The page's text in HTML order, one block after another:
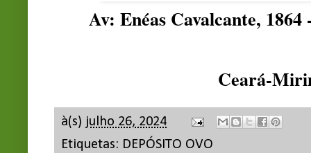
Av: Enéas Cavalcante,
Ceará-
à(s) julho 26, 2024
Etiquetas: DEPÓSITO OVO